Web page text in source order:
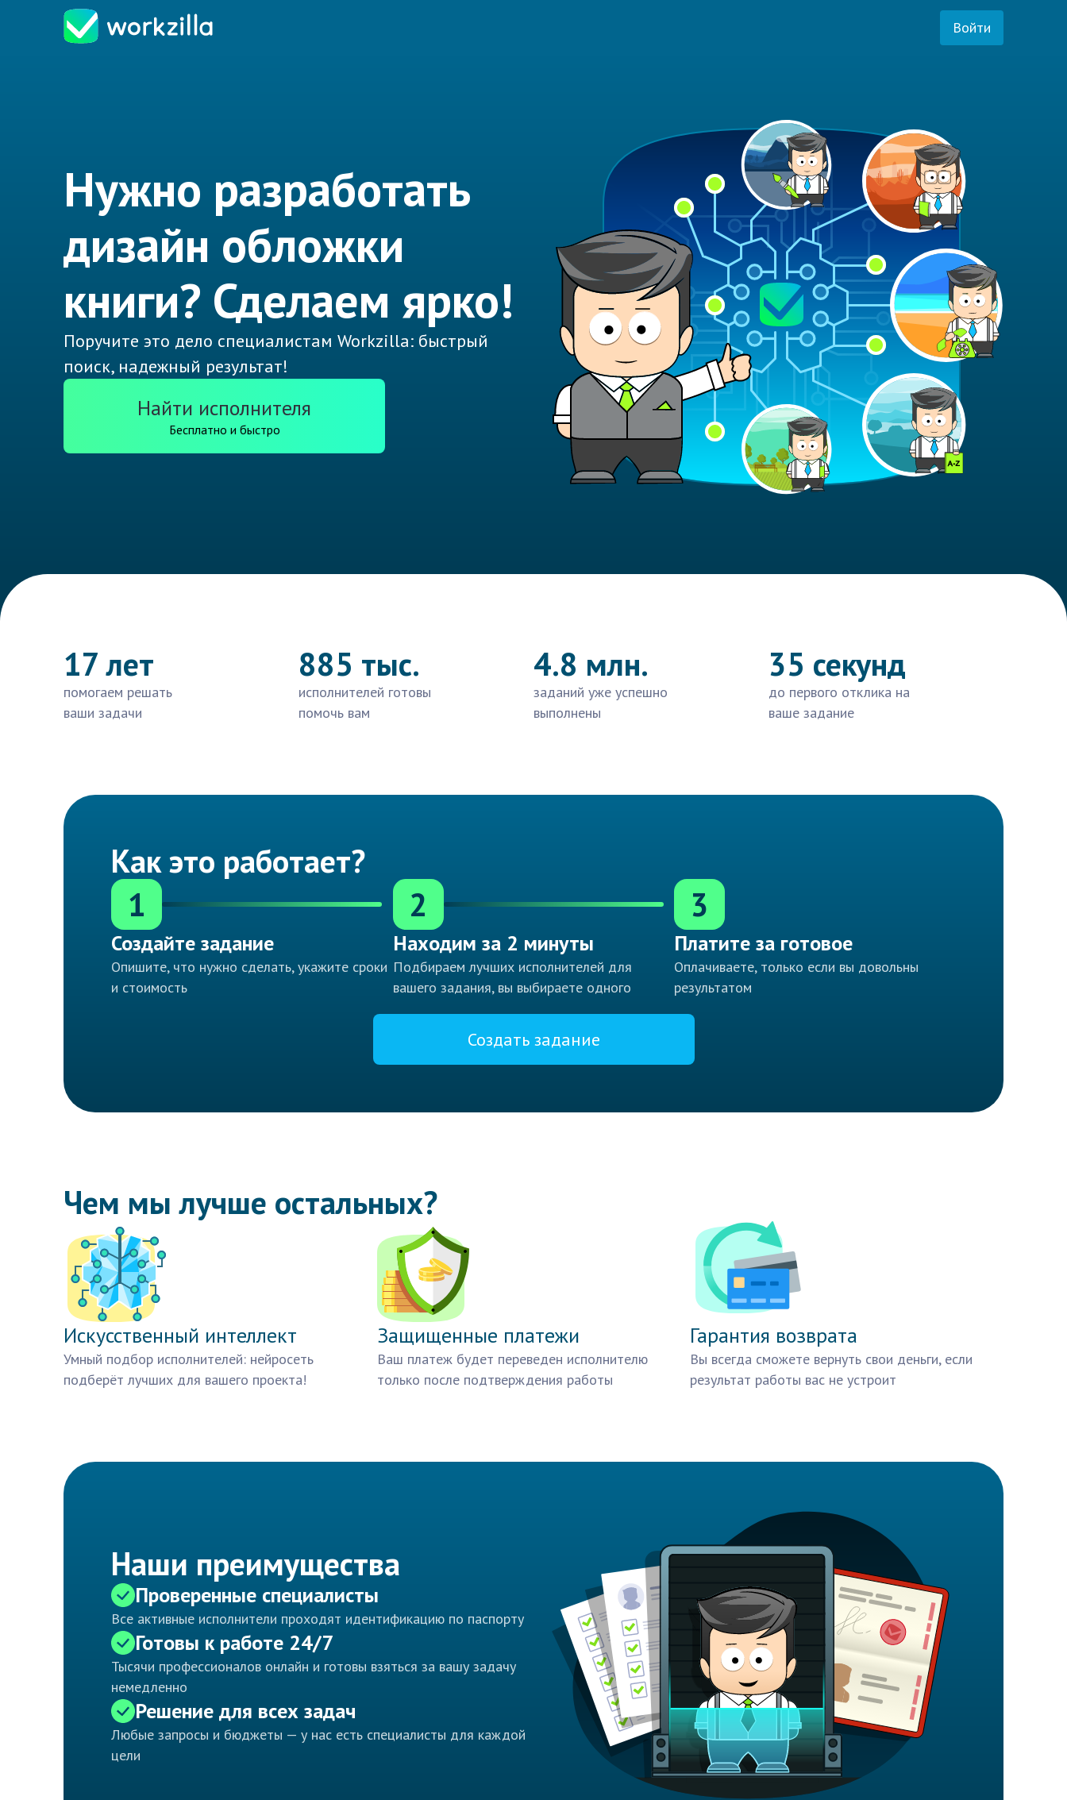
Войти
Нужно разработать
дизайн обложки
книги? Сделаем ярко!
Поручите это дело специалистам Workzilla: быстрый
поиск, надежный результат!
Найти исполнителя
Бесплатно и быстро
17 лет
помогаем решать
ваши задачи
885 тыс.
исполнителей готовы
помочь вам
4.8 млн.
заданий уже успешно
выполнены
35 секунд
до первого отклика на
ваше задание
Как это работает?
1
Создайте задание
Опишите, что нужно сделать, укажите сроки
и стоимость
2
Находим за 2 минуты
Подбираем лучших исполнителей для
вашего задания, вы выбираете одного
3
Платите за готовое
Оплачиваете, только если вы довольны
результатом
Создать задание
Чем мы лучше остальных?
Искусственный интеллект
Умный подбор исполнителей: нейросеть
подберёт лучших для вашего проекта!
Защищенные платежи
Ваш платеж будет переведен исполнителю
только после подтверждения работы
Гарантия возврата
Вы всегда сможете вернуть свои деньги, если
результат работы вас не устроит
Наши преимущества
Проверенные специалисты
Все активные исполнители проходят идентификацию по паспорту
Готовы к работе 24/7
Тысячи профессионалов онлайн и готовы взяться за вашу задачу
немедленно
Решение для всех задач
Любые запросы и бюджеты — у нас есть специалисты для каждой
цели